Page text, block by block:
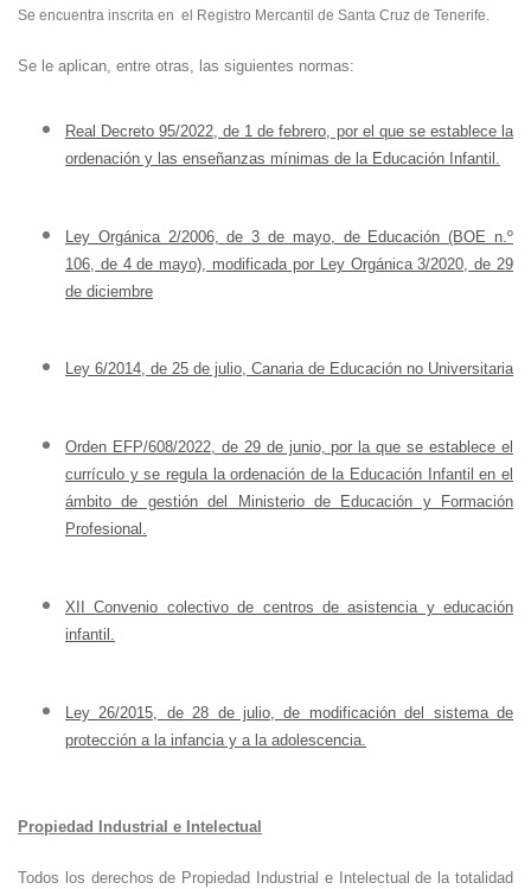
Se encuentra inscrita en el Registro Mercantil de Santa Cruz de Tenerife.
Se le aplican, entre otras, las siguientes normas:
Real Decreto 95/2022, de 1 de febrero, por el que se establece la
ordenación y las enseñanzas mínimas de la Educación Infantil.
Ley Orgánica 2/2006, de 3 de mayo, de Educación (BOE n.º
106, de 4 de mayo), modificada por Ley Orgánica 3/2020, de 29
de diciembre
Ley 6/2014, de 25 de julio, Canaria de Educación no Universitaria
Orden EFP/608/2022, de 29 de junio, por la que se establece el
currículo y se regula la ordenación de la Educación Infantil en el
ámbito de gestión del Ministerio de Educación y Formación
Profesional.
XII Convenio colectivo de centros de asistencia y educación
infantil.
Ley 26/2015, de 28 de julio, de modificación del sistema de
protección a la infancia y a la adolescencia.
Propiedad Industrial e Intelectual
Todos los derechos de Propiedad Industrial e Intelectual de la totalidad